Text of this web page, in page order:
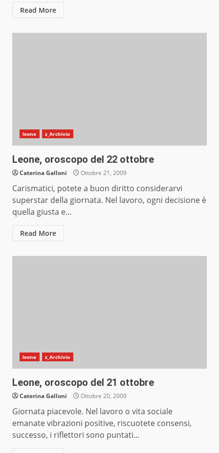
Read More
leone z_Archivio
Leone, oroscopo del 22 ottobre
Caterina Galloni Ottobre 21, 2009
Carismatici, potete a buon diritto considerarvi
superstar della giornata. Nel lavoro, ogni decisione è
quella giusta e...
Read More
leone z_Archivio
Leone, oroscopo del 21 ottobre
Caterina Galloni Ottobre 20, 2009
Giornata piacevole. Nel lavoro o vita sociale
emanate vibrazioni positive, riscuotete consensi,
successo, i riflettori sono puntati...